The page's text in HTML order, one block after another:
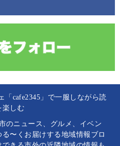
「cafe2345」で一服しながら読
楽しむ
のニュース、グルメ、イベン
る〜くお届けする地域情報ブロ